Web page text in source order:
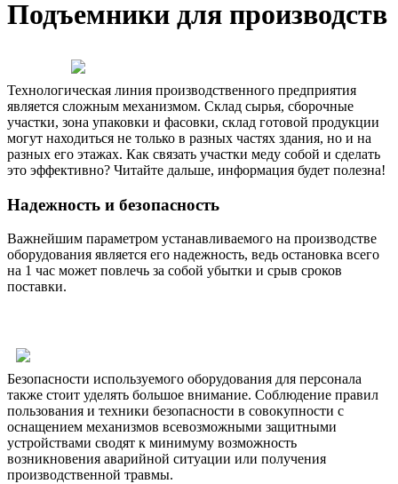
Подъемники для производств
Технологическая линия производственного предприятия
является сложным механизмом. Склад сырья, сборочные
участки, зона упаковки и фасовки, склад готовой продукции
могут находиться не только в разных частях здания, но и на
разных его этажах. Как связать участки меду собой и сделать
это эффективно? Читайте дальше, информация будет полезна!
Надежность и безопасность
Важнейшим параметром устанавливаемого на производстве
оборудования является его надежность, ведь остановка всего
на 1 час может повлечь за собой убытки и срыв сроков
поставки.
Безопасности используемого оборудования для персонала
также стоит уделять большое внимание. Соблюдение правил
пользования и техники безопасности в совокупности с
оснащением механизмов всевозможными защитными
устройствами сводят к минимуму возможность
возникновения аварийной ситуации или получения
производственной травмы.